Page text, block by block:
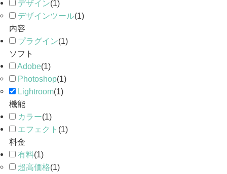
デザイン(1)
デザインツール(1)
内容
プラグイン(1)
ソフト
Adobe(1)
Photoshop(1)
Lightroom(1)
機能
カラー(1)
エフェクト (1)
料金
有料(1)
超高価格(1)